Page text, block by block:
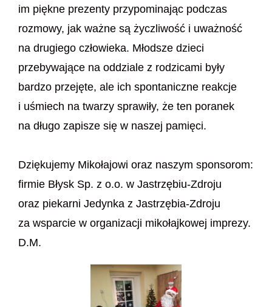
im piękne prezenty przypominając podczas
rozmowy, jak ważne są życzliwość i uważność
na drugiego człowieka. Młodsze dzieci
przebywające na oddziale z rodzicami były
bardzo przejęte, ale ich spontaniczne reakcje
i uśmiech na twarzy sprawiły, że ten poranek
na długo zapisze się w naszej pamięci.
Dziękujemy Mikołajowi oraz naszym sponsorom:
firmie Błysk Sp. z o.o. w Jastrzębiu-Zdroju
oraz piekarni Jedynka z Jastrzębia-Zdroju
za wsparcie w organizacji mikołajkowej imprezy.
D.M.